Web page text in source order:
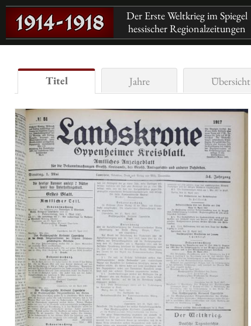
Der Erste Weltkrieg im Spiegel
hessischer Regionalzeitungen
Titel Jahre Übersicht